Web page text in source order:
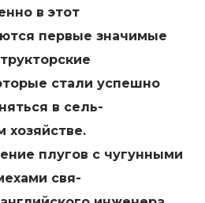
в этот
первые значимые
стали успешно
в сель-
хозяйстве.
плугов с чугунными
свя-